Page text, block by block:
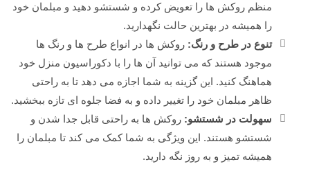
منظم روکش ها را تعویض کرده و شستشو دهید و مبلمان خود
را همیشه در بهترین حالت نگهدارید.
تنوع در طرح و رنگ: روکش ها در انواع طرح ها و رنگ ها
موجود هستند که می توانید آن ها را با دکوراسیون منزل خود
هماهنگ کنید. این گزینه به شما اجازه می دهد تا به راحتی
ظاهر مبلمان خود را تغییر داده و به فضا جلوه ای تازه ببخشید.
سهولت در شستشو: روکش ها به راحتی قابل جدا شدن و
شستشو هستند. این ویژگی به شما کمک می کند تا مبلمان را
همیشه تمیز و به روز نگه دارید.